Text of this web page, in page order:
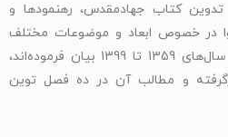
کتاب جهاد‌مقدس، رهنمودها و
در خصوص ابعاد و موضوعات مختلف
مرتبط با دفاع مقدس کی طی سال‌های 1359 تا 1399 بیان فرموده‌اند،
و مطالب آن در ده فصل توین